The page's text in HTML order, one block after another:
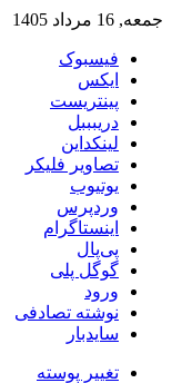
جمعه, 16 مرداد 1405
فیسبوک
ایکس
پینتریست
دریبببل
لینکداین
تصاویر فلیکر
یوتیوب
وردپرس
اینستاگرام
پی‌پال
گوگل پلی
ورود
نوشته تصادفی
سایدبار
تغییر پوسته